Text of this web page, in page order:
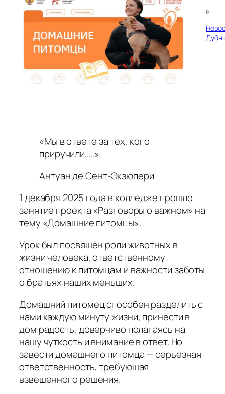
в
«Мы в ответе за тех, кого
приручили…..»
Антуан де Сент-Экзюпери
1 декабря 2025 года в колледже прошло
занятие проекта «Разговоры о важном» на
тему «Домашние питомцы».
Урок был посвящён роли животных в
жизни человека, ответственному
отношению к питомцам и важности заботы
о братьях наших меньших.
Домашний питомец способен разделить с
нами каждую минуту жизни, принести в
дом радость, доверчиво полагаясь на
нашу чуткость и внимание в ответ. Но
завести домашнего питомца — серьезная
ответственность, требующая
взвешенного решения.